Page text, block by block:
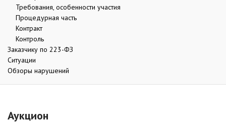
Требования, особенности участия
Процедурная часть
Контракт
Контроль
Заказчику по 223-ФЗ
Ситуации
Обзоры нарушений
Аукцион